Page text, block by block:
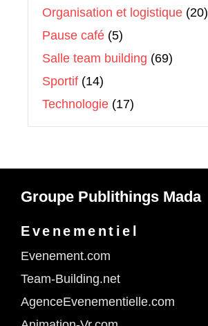
Organisation et logistique (20)
Pause café (5)
Salle team building (69)
Sportif (14)
Technologie (17)
Groupe Publithings Mada
Evenementiel
Evenement.com
Team-Building.net
AgenceEvenementielle.com